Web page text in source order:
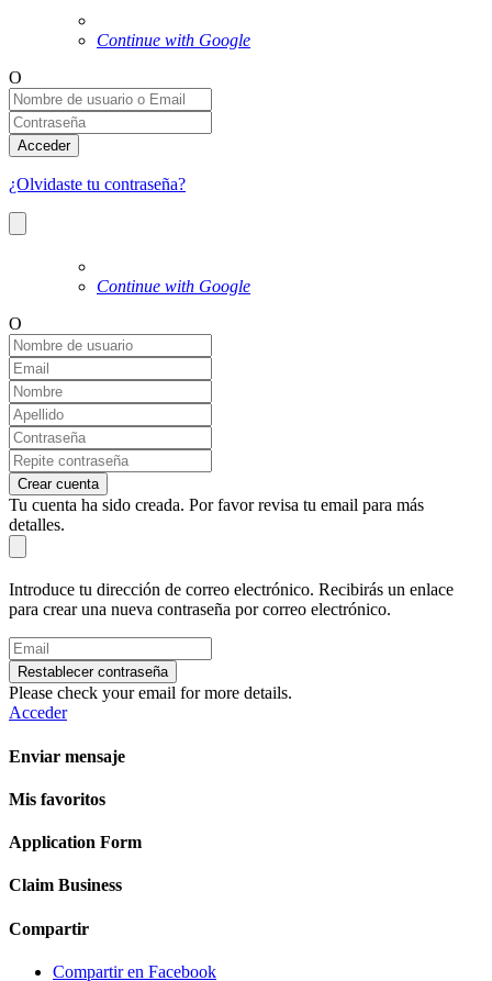
Continue with Google
O
Acceder
¿Olvidaste tu contraseña?
Continue with Google
O
Crear cuenta
Tu cuenta ha sido creada. Por favor revisa tu email para más
detalles.
Introduce tu dirección de correo electrónico. Recibirás un enlace
para crear una nueva contraseña por correo electrónico.
Restablecer contraseña
Please check your email for more details.
Acceder
Enviar mensaje
Mis favoritos
Application Form
Claim Business
Compartir
Compartir en Facebook